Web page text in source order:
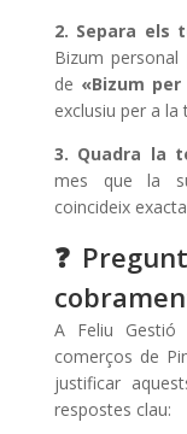
2. Separa els
Bizum
de «Bizum
exclusiu per a la
3. Quadra la
mes que la
coincideix
❓
A Feliu Gestió
comerços de
justificar
respostes clau: